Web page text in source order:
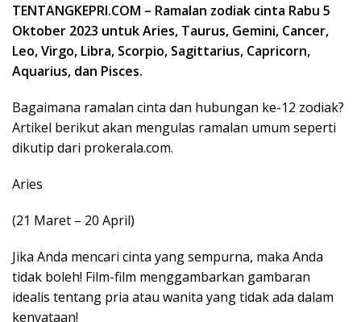
TENTANGKEPRI.COM – Ramalan zodiak cinta Rabu 5
Oktober 2023 untuk Aries, Taurus, Gemini, Cancer,
Leo, Virgo, Libra, Scorpio, Sagittarius, Capricorn,
Aquarius, dan Pisces.
Bagaimana ramalan cinta dan hubungan ke-12 zodiak?
Artikel berikut akan mengulas ramalan umum seperti
dikutip dari prokerala.com.
Aries
(21 Maret – 20 April)
Jika Anda mencari cinta yang sempurna, maka Anda
tidak boleh! Film-film menggambarkan gambaran
idealis tentang pria atau wanita yang tidak ada dalam
kenyataan!